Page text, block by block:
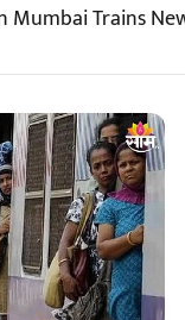
Mumbai Trains